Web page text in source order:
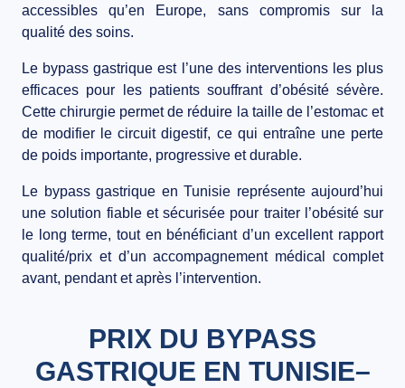
accessibles qu’en Europe, sans compromis sur la
qualité des soins.
Le bypass gastrique est l’une des interventions les plus
efficaces pour les patients souffrant d’obésité sévère.
Cette chirurgie permet de réduire la taille de l’estomacet
de modifier le circuit digestif, ce qui entraîne une perte
de poids importante, progressive et durable.
Le bypass gastrique en Tunisie représente aujourd’hui
une solution fiable et sécurisée pour traiter l’obésité sur
le long terme, tout en bénéficiant d’un excellent rapport
qualité/prix et d’un accompagnement médical complet
avant, pendant et après l’intervention.
PRIX DU BYPASS
GASTRIQUE EN TUNISIE–